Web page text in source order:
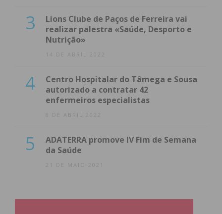
3
Lions Clube de Paços de Ferreira vai
realizar palestra «Saúde, Desporto e
Nutrição»
14 DE ABRIL 2022
4
Centro Hospitalar do Tâmega e Sousa
autorizado a contratar 42
enfermeiros especialistas
8 DE ABRIL 2022
5
ADATERRA promove IV Fim de Semana
da Saúde
21 DE MAIO 2021